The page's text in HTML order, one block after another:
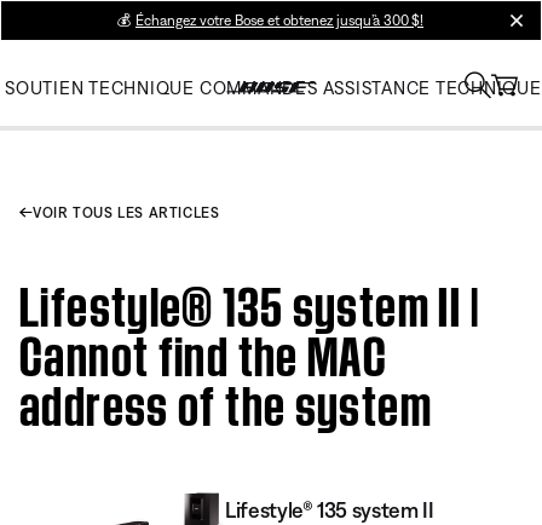
💰 Échangez votre Bose et obtenez jusqu’à 300 $!
SOUTIEN TECHNIQUE COMMANDES ASSISTANCE TECHNIQUE
VOIR TOUS LES ARTICLES
Lifestyle® 135 system II |
Cannot find the MAC
address of the system
Lifestyle® 135 system II